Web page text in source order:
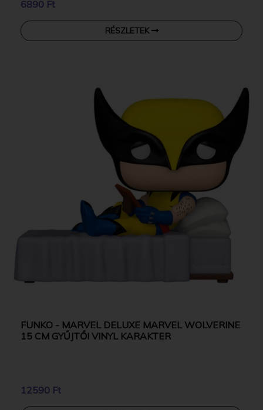
6890 Ft
RÉSZLETEK
FUNKO - MARVEL DELUXE MARVEL WOLVERINE
15 CM GYŰJTŐI VINYL KARAKTER
12590 Ft